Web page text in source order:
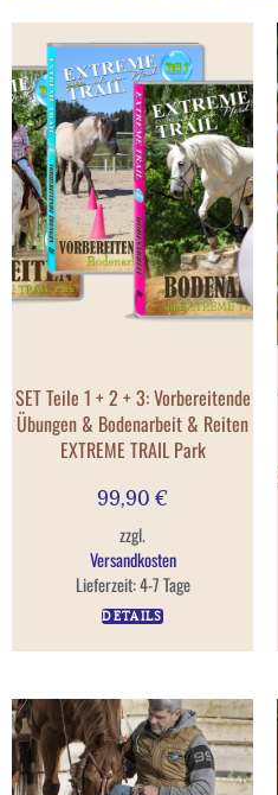
SET Teile 1 + 2 + 3: Vorbereitende
Übungen & Bodenarbeit & Reiten
EXTREME TRAIL Park
99,90 €
zzgl.
Versandkosten
Lieferzeit:4-7 Tage
DETAILS